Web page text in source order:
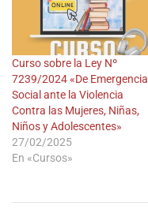
Curso sobre la Ley Nº
7239/2024 «De Emergencia
Social ante la Violencia
Contra las Mujeres, Niñas,
Niños y Adolescentes»
27/02/2025
En «Cursos»